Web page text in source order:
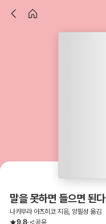
말을 못하면 들으면 된다
나카무라 아츠히코 지음, 양필성 옮김
9.8
공유